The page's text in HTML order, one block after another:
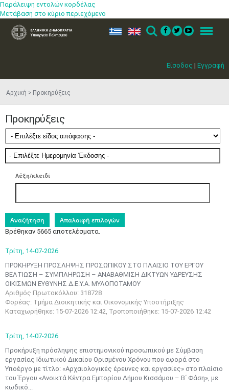
Παράλειψη εντολών κορδέλας
Μετάβαση στο κύριο περιεχόμενο
Είσοδος | Εγγραφή
ελ en Search Menu
Αρχική Προκηρύξεις
Προκηρύξεις
Λέξη/κλειδί
Βρέθηκαν 5665 αποτελέσματα.
Τρίτη, 14-07-2026
ΠΡΟΚΗΡΥΞΗ ΠΡΟΣΛΗΨΗΣ ΠΡΟΣΩΠΙΚΟΥ ΣΤΟ ΠΛΑΙΣΙΟ ΤΟΥ ΕΡΓΟΥ
ΒΕΛΤΙΩΣΗ – ΣΥΜΠΛΗΡΩΣΗ – ΑΝΑΒΑΘΜΙΣΗ ΔΙΚΤΥΩΝ ΥΔΡΕΥΣΗΣ
ΟΙΚΙΣΜΩΝ ΕΥΘΥΝΗΣ Δ.Ε.Υ.Α. ΜΥΛΟΠΟΤΑΜΟΥ
Αριθμός Πρωτοκόλλου: 318728
Φορέας: Τμήμα Διοικητικής και Οικονομικής Υποστήριξης
Καταχωρήθηκε: 15-07-2026 12:42, Τροποποιήθηκε: 15-07-2026 12:42
Τρίτη, 14-07-2026
Προκήρυξη πρόσληψης επιστημονικού προσωπικού με Σύμβαση
εργασίας Ιδιωτικού Δικαίου Ορισμένου Χρόνου που αφορά στο
Yποέργο με τίτλο: «Αρχαιολογικές έρευνες και εργασίες» στο πλαίσιο
του Έργου «Ανοικτά Κέντρα Εμπορίου Δήμου Κισσάμου – Β΄ Φάση», με
κωδικό...